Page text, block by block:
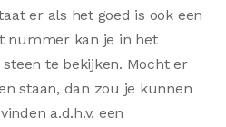
er als het goed is ook een
nummer kan je in het
te bekijken. Mocht er
staan, dan zou je kunnen
a.d.h.v. een